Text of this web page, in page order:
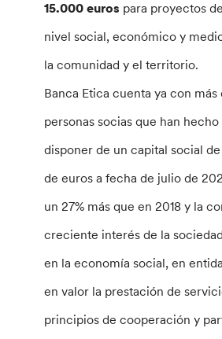
15.000 euros para proyectos
nivel social, económico y
la comunidad y el territorio.
Banca Etica cuenta ya con más
personas socias que han
disponer de un capital social
de euros a fecha de julio de
un 27% más que en 2018 y la
creciente interés de la
en la economía social, en
en valor la prestación de
principios de cooperación y